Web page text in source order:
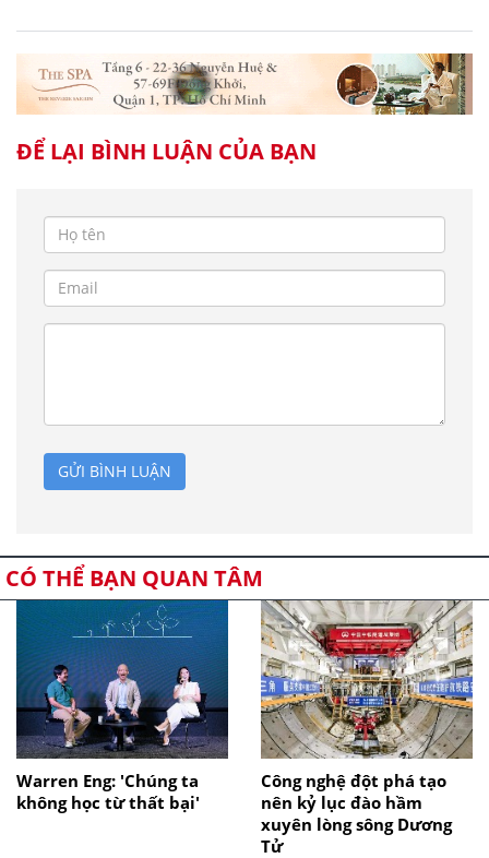
ĐỂ LẠI BÌNH LUẬN CỦA BẠN
GỬI BÌNH LUẬN
CÓ THỂ BẠN QUAN TÂM
Warren Eng: 'Chúng ta
không học từ thất bại'
Công nghệ đột phá tạo
nên kỷ lục đào hầm
xuyên lòng sông Dương
Tử